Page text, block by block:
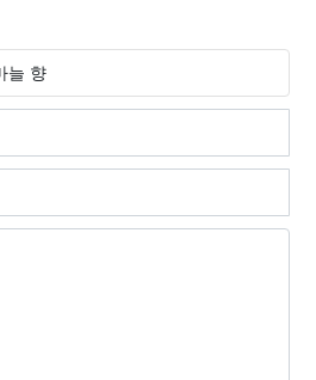
늘 향